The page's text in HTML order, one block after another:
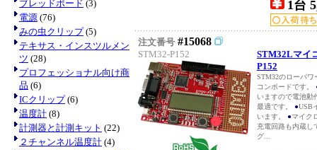
ブレッドボード (3)
電源 (76)
みの虫クリップ(5)
テキサス・インスツルメン
ツ (28)
プロフェッショナル向け商
品 (6)
ICクリップ(6)
温度計 (8)
計測器と計測キット (22)
２チャンネル温度計 (4)
1台
注文番号 #15068
STM32-P152
STM32Lマイ
P152
STM32のローパワ
コンボードです。
いますので電池動
最適です。 ●USB
います。 ●マイク
充電回路も内蔵し
グ...